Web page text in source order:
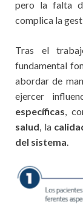
pero la falta
complica la
Tras el
fundamental
abordar de
ejercer
específicas,
salud, la
del sistema.